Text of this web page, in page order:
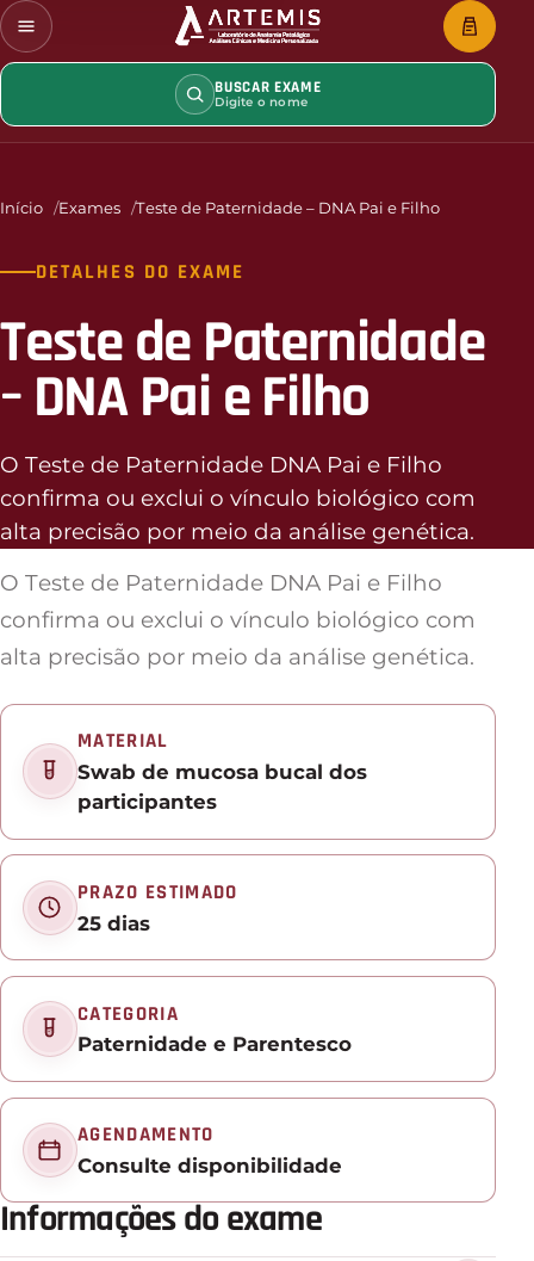
BUSCAR EXAME
Digite o nome
Início Exames Teste de Paternidade – DNA Pai e Filho
DETALHES DO EXAME
Teste de Paternidade
– DNA Pai e Filho
O Teste de Paternidade DNA Pai e Filho
confirma ou exclui o vínculo biológico com
alta precisão por meio da análise genética.
O Teste de Paternidade DNA Pai e Filho
confirma ou exclui o vínculo biológico com
alta precisão por meio da análise genética.
MATERIAL
Swab de mucosa bucal dos
participantes
PRAZO ESTIMADO
25 dias
CATEGORIA
Paternidade e Parentesco
AGENDAMENTO
Consulte disponibilidade
Informações do exame